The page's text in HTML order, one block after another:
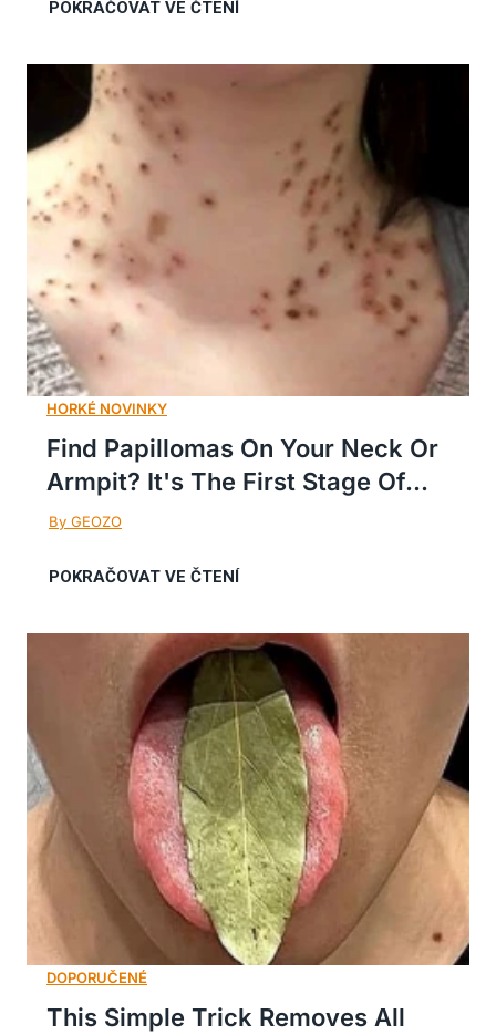
Find Papillomas On Your Neck Or
Armpit? It's The First Stage Of...
This Simple Trick Removes All